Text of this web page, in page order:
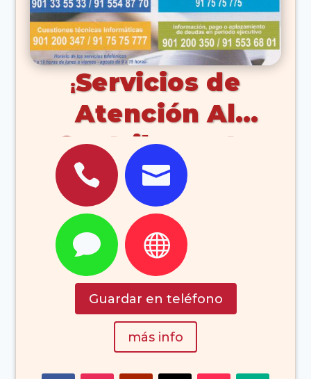
Servicios de
Atención Al
Contribuyente
Agencia,
Tributaria,
Notificaciones,
Cambio,
Domicilio, Fisca,
Información,
 
 
Guardar en teléfono
más info